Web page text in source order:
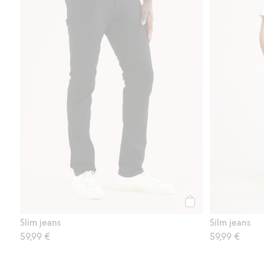
Slim jeans
59,99 €
Silm jeans
59,99 €